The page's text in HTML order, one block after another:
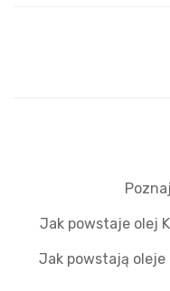
Jak powstaje olej
Jak powstają oleje